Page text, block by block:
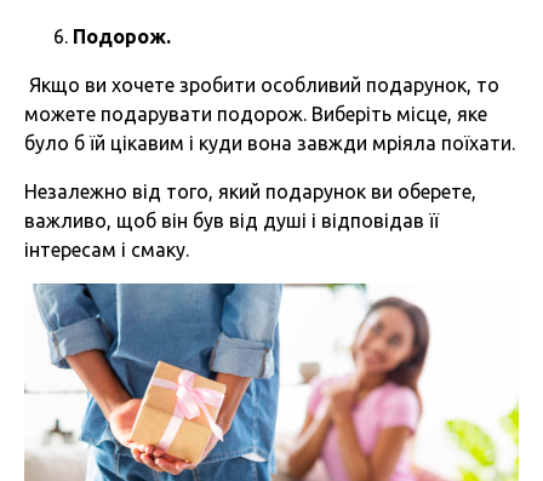
Подорож.
Якщо ви хочете зробити особливий подарунок, то
можете подарувати подорож. Виберіть місце, яке
було б їй цікавим і куди вона завжди мріяла поїхати.
Незалежно від того, який подарунок ви оберете,
важливо, щоб він був від душі і відповідав її
інтересам і смаку.